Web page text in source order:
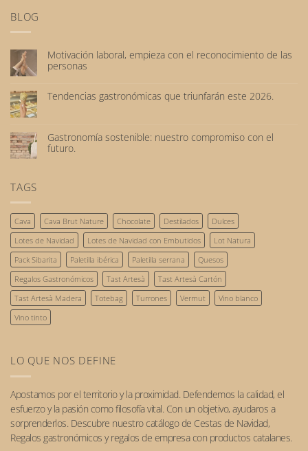
BLOG
Motivación laboral, empieza con el reconocimiento de las
personas
hay
comentarios
laboral,
empieza
con
personas
Tendencias gastronómicas que triunfarán este 2026.
comentarios
en
Tendencias
Gastronomía sostenible: nuestro compromiso con el
futuro.
sostenible:
nuestro
compromiso
con
el
futuro.
TAGS
Cava Cava Brut Nature Chocolate Destilados
Dulces
Lotes de Navidad
Lotes de Navidad con Embutidos
Lot Natura
Pack Sibarita
Paletilla ibérica Paletilla serrana
Quesos
Regalos Gastronómicos
Tast Artesà
Tast Artesà Cartón
Tast Artesà Madera
Totebag Turrones Vermut
Vino blanco
Vino tinto
LO QUE NOS DEFINE
Apostamos por el territorioy la proximidad . Defendemos la calidad, el
esfuerzo y la pasión como filosofía vital. Con un objetivo, ayudaros a
sorprenderlos. Descubre nuestro catálogo de Cestas de Navidad,
Regalos gastronómicos yregalos de empresacon productos catalanes